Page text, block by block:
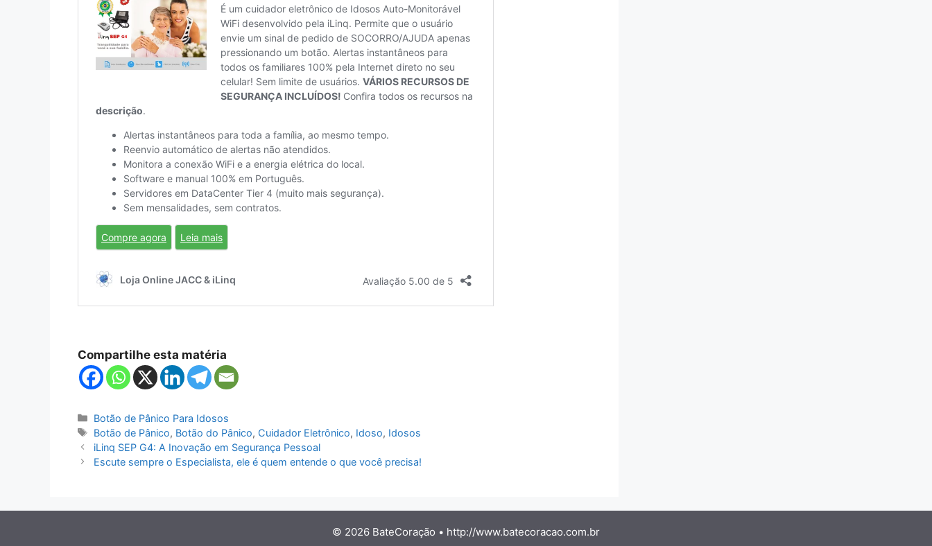
Compartilhe esta matéria
Categorias
Botão de Pânico Para Idosos
Tags
Botão de Pânico, Botão do Pânico, Cuidador Eletrônico, Idoso, Idosos
iLinq SEP G4: A Inovação em Segurança Pessoal
Escute sempre o Especialista, ele é quem entende o que você precisa!
© 2026 BateCoração • http://www.batecoracao.com.br